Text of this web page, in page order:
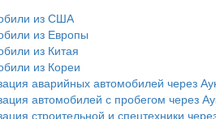
из США
из Европы
из Китая
из Кореи
аварийных автомобилей через
автомобилей с пробегом через
строительной и спецтехники